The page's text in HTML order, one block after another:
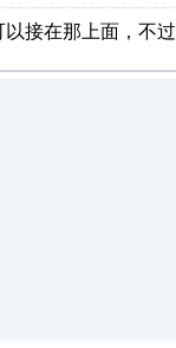
接在那上面，不